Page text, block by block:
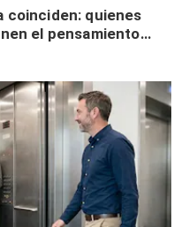
coinciden: quienes
el pensamiento
desinterés